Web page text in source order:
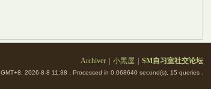
Archiver 小黑屋 SM自习室社交论坛
GMT+8, 2026-8-8 11:38 , Processed in 0.068640 second(s), 15 queries .